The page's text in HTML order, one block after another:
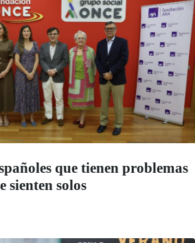
que tienen problemas
sienten solos